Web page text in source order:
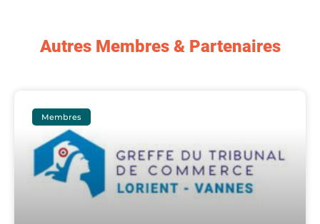
Autres Membres & Partenaires
Membres